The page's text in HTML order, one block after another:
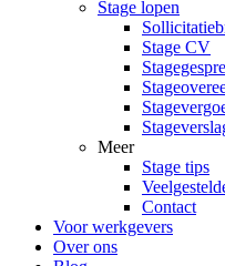
Stage lopen
Stage CV
Meer
Stage tips
Contact
Voor werkgevers
Over ons